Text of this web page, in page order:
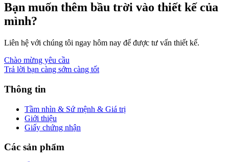
Bạn muốn thêm bầu trời vào thiết kế của
mình?
Liên hệ với chúng tôi ngay hôm nay để được tư vấn thiết kế.
Chào mừng yêu cầu
Trả lời bạn càng sớm càng tốt
Thông tin
Tầm nhìn & Sứ mệnh & Giá trị
Giới thiệu
Giấy chứng nhận
Các sản phẩm